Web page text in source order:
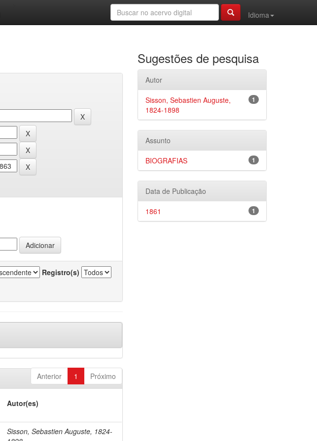
Idioma
Registro(s)
Anterior 1 Próximo
Autor(es)
Sisson, Sebastien Auguste, 1824-
Sugestões de pesquisa
Autor
1
Sisson, Sebastien Auguste,
1824-1898
Assunto
1
BIOGRAFIAS
Data de Publicação
1
1861